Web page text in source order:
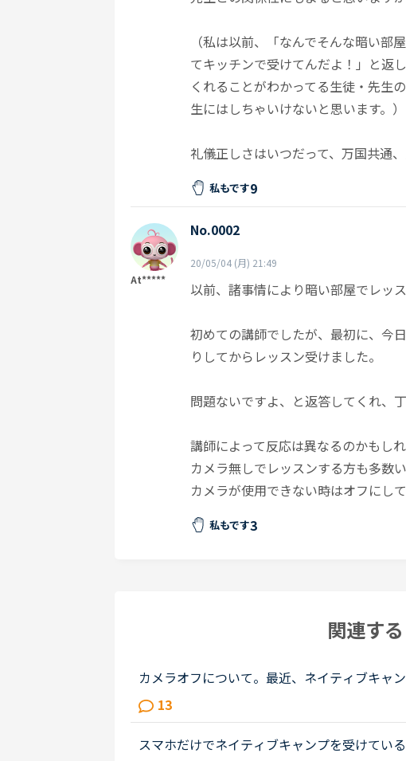
（私は以前、「なんでそんな暗い
てキッチンで受けてんだよ！」と返
くれることがわかってる生徒・先生
生にはしちゃいけないと思います。）
礼儀正しさはいつだって、万国共通
私もです9
At*****
No.0002
20/05/04 (月) 21:49
以前、諸事情により暗い部屋でレッ
初めての講師でしたが、最初に、今
りしてからレッスン受けました。
問題ないですよ、と返答してくれ、
講師によって反応は異なるのかもしれ
カメラ無しでレッスンする方も多数
カメラが使用できない時はオフにし
私もです3
関連す
カメラオフについて。最近、ネイティブキャ
は、家に居ながらにして受けられる、どんな
めました、数回受けたところです。私...
13
スマホだけでネイティブキャンプを受けてい